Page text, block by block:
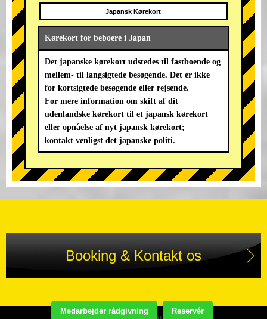
Medarbejder rådgivning Reservér
Japansk Kørekort
Kørekort for beboere i Japan
Det japanske kørekort udstedes til fastboende og
mellem- til langsigtede besøgende. Det er ikke
for kortsigtede besøgende eller rejsende.
For mere information om skift af dit
udenlandske kørekort til et japansk kørekort
eller opnåelse af nyt japansk kørekort;
kontakt venligst det japanske politi.
Booking & Kontakt os